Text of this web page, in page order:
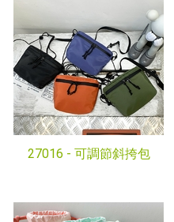
27016 - 可調節斜挎包